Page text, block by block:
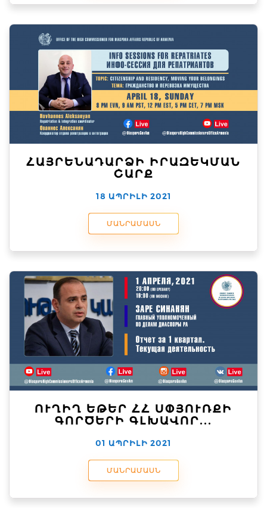
ՀԱՅՐԵՆԱԴԱՐՁԻ ԻՐԱԶԵԿՄԱՆ
ՇԱՐՔ
18 ԱՊՐԻԼԻ 2021
ՄԱՆՐԱՄԱՍՆ
ՈՒՂԻՂ ԵԹԵՐ ՀՀ ՍՓՅՈՒՌՔԻ
ԳՈՐԾԵՐԻ ԳԼԽԱՎՈՐ...
01 ԱՊՐԻԼԻ 2021
ՄԱՆՐԱՄԱՍՆ